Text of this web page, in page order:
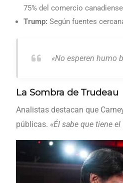
75% del comercio
Trump: Según fuentes
«No esperen humo
La Sombra de Trudeau
Analistas destacan que
públicas. «Él sabe que tiene